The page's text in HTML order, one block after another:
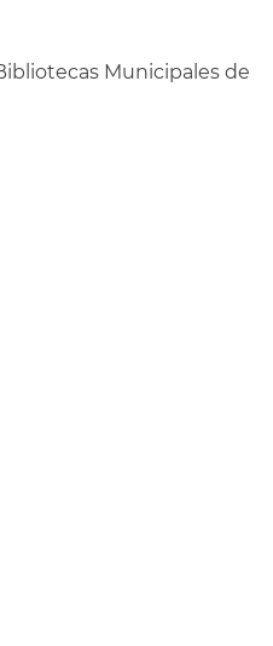
Municipales de